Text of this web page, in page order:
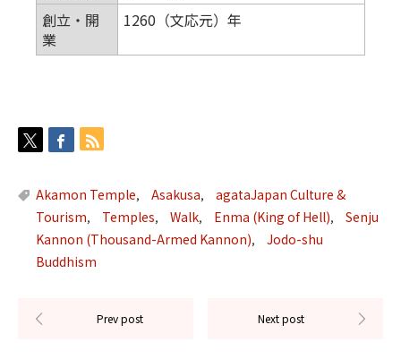
創立・開
業
1260（文応元）年
Akamon Temple, Asakusa,
agataJapan Culture &
Tourism, Temples, Walk, Enma (King of Hell),
Senju
Kannon (Thousand-Armed Kannon),
Jodo-shu
Buddhism